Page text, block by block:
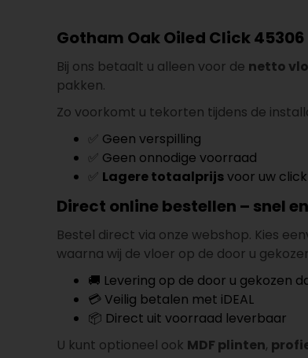
Gotham Oak Oiled Click
Bij ons betaalt u alleen voor de netto
pakken.
Zo voorkomt u tekorten tijdens de
✅ Geen verspilling
✅ Geen onnodige voorraad
✅ Lagere totaalprijsvoor uw
Direct online bestellen – snel
Bestel direct via onze webshop. Kies
waarna wij de vloer op de door u
🚚 Levering op de door u gekozen
💳 Veilig betalen met iDEAL
📦 Direct uit voorraad leverbaar
U kunt optioneel ook MDF plinten,